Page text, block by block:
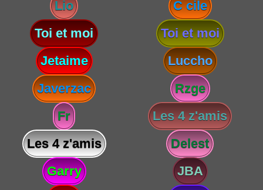
Lio
C cile
Toi et moi
Toi et moi
Jetaime
Luccho
Javerzac
Rzge
Fr
Les 4 z'amis
Les 4 z'amis
Delest
Garry
JBA